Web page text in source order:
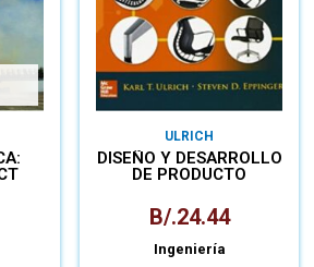
ULRICH
DISEÑO Y DESARROLLO
DE PRODUCTO
B/.24.44
Ingeniería